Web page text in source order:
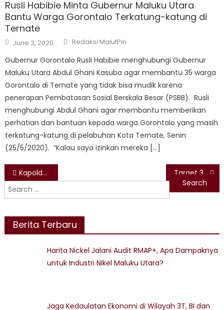
Rusli Habibie Minta Gubernur Maluku Utara
Bantu Warga Gorontalo Terkatung-katung di
Ternate
Posted
on
June 3, 2020 Author
Redaksi MalutPin
Gubernur Gorontalo Rusli Habibie menghubungi Gubernur
Maluku Utara Abdul Ghani Kasuba agar membantu 35 warga
Gorontalo di Ternate yang tidak bisa mudik karena
penerapan Pembatasan Sosial Berskala Besar (PSBB). Rusli
menghubungi Abdul Ghani agar membantu memberikan
perhatian dan bantuan kepada warga Gorontalo yang masih
terkatung-katung di pelabuhan Kota Ternate, Senin
(25/5/2020). “Kalau saya izinkan mereka […]
Post
navigation
Kapolda: Industri Baterai Mobil Listrik adalah Kebanggaan Malut
Search
for:
Berita Terbaru
Harita Nickel Jalani Audit RMAP+, Apa Dampaknya
untuk Industri Nikel Maluku Utara?
Jaga Kedaulatan Ekonomi di Wilayah 3T, BI dan